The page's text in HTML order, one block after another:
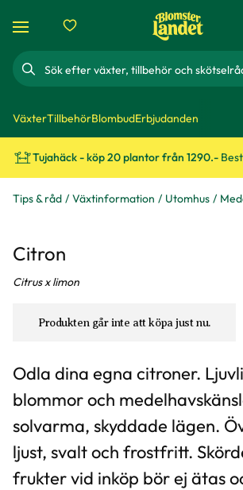
Sök
VäxterTillbehörBlombudErbjudanden
Tujahäck - köp 20 plantor från 1290.-
Tips & råd Växtinformation Utomhus
Citron
Citrus x limon
Produkten går inte att köpa just nu.
Odla dina egna citroner.
blommor och
solvarma, skyddade lägen.
ljust, svalt och frostfritt.
frukter vid inköp bör ej ätas